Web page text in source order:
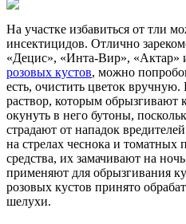
На участке избавиться от тли
инсектицидов. Отлично
«Децис», «Инта-Вир», «Актар»
розовых кустов, можно
есть, очистить цветок
раствор, которым обрызгивают
окунуть в него бутоны,
страдают от нападок
на стрелах чеснока и томатных
средства, их замачивают на
применяют для обрызгивания
розовых кустов принято
шелухи.